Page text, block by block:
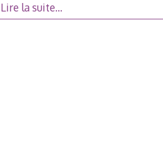
Lire la suite…